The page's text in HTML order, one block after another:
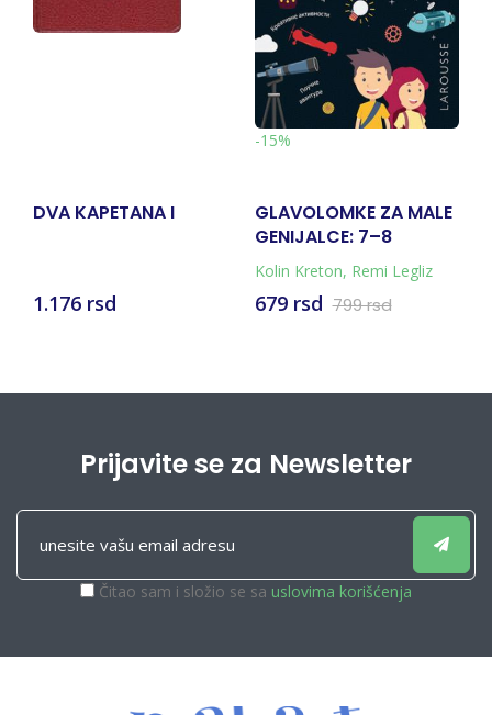
DVA KAPETANA I
1.176 rsd
-15%
GLAVOLOMKE ZA MALE
GENIJALCE: 7–8
Kolin Kreton, Remi Legliz
679 rsd 799 rsd
Prijavite se za Newsletter
Čitao sam i složio se sa uslovima korišćenja